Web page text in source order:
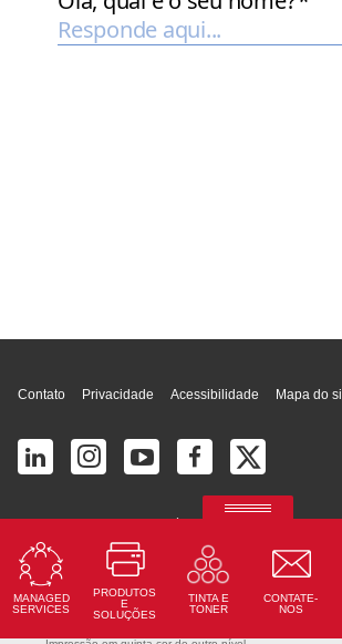
MANAGED
SERVICES
PRODUTOS
E
SOLUÇÕES
TINTA E
TONER
CONTATE-
NOS
Contato Privacidade Acessibilidade Mapa do
© 2026 Ricoh América Latina, Inc. Todos os